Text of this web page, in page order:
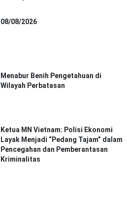
08/08/2026
Menabur Benih Pengetahuan di
Wilayah Perbatasan
Ketua MN Vietnam: Polisi Ekonomi
Layak Menjadi “Pedang Tajam” dalam
Pencegahan dan Pemberantasan
Kriminalitas